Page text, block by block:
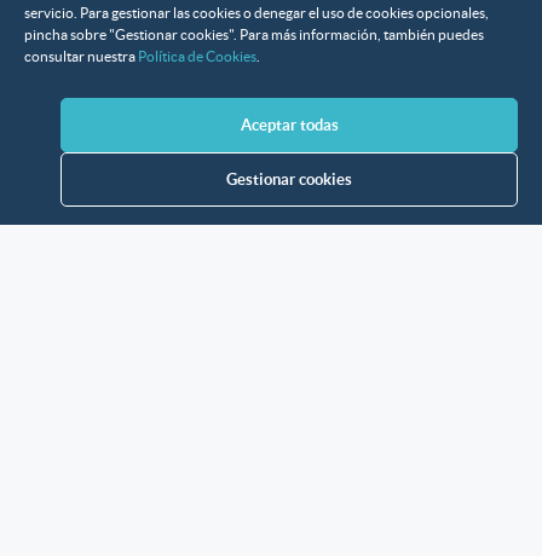
servicio. Para gestionar las cookies o denegar el uso de cookies opcionales,
pincha sobre "Gestionar cookies". Para más información, también puedes
consultar nuestra Política de Cookies
Aceptar todas
Gestionar cookies